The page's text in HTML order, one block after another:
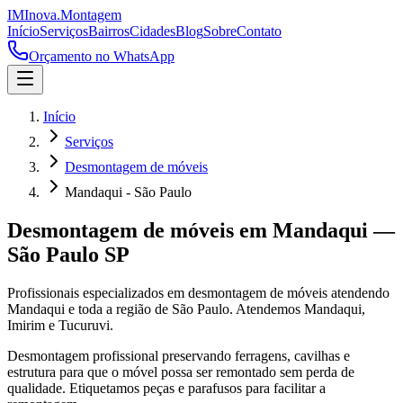
IMInova.Montagem
InícioServiçosBairrosCidadesBlogSobreContato
Orçamento no WhatsApp
Início
Serviços
Desmontagem de móveis
Mandaqui - São Paulo
Desmontagem de móveis em Mandaqui —
São Paulo SP
Profissionais especializados em desmontagem de móveis atendendo
Mandaqui e toda a região de São Paulo. Atendemos Mandaqui,
Imirim e Tucuruvi.
Desmontagem profissional preservando ferragens, cavilhas e
estrutura para que o móvel possa ser remontado sem perda de
qualidade. Etiquetamos peças e parafusos para facilitar a